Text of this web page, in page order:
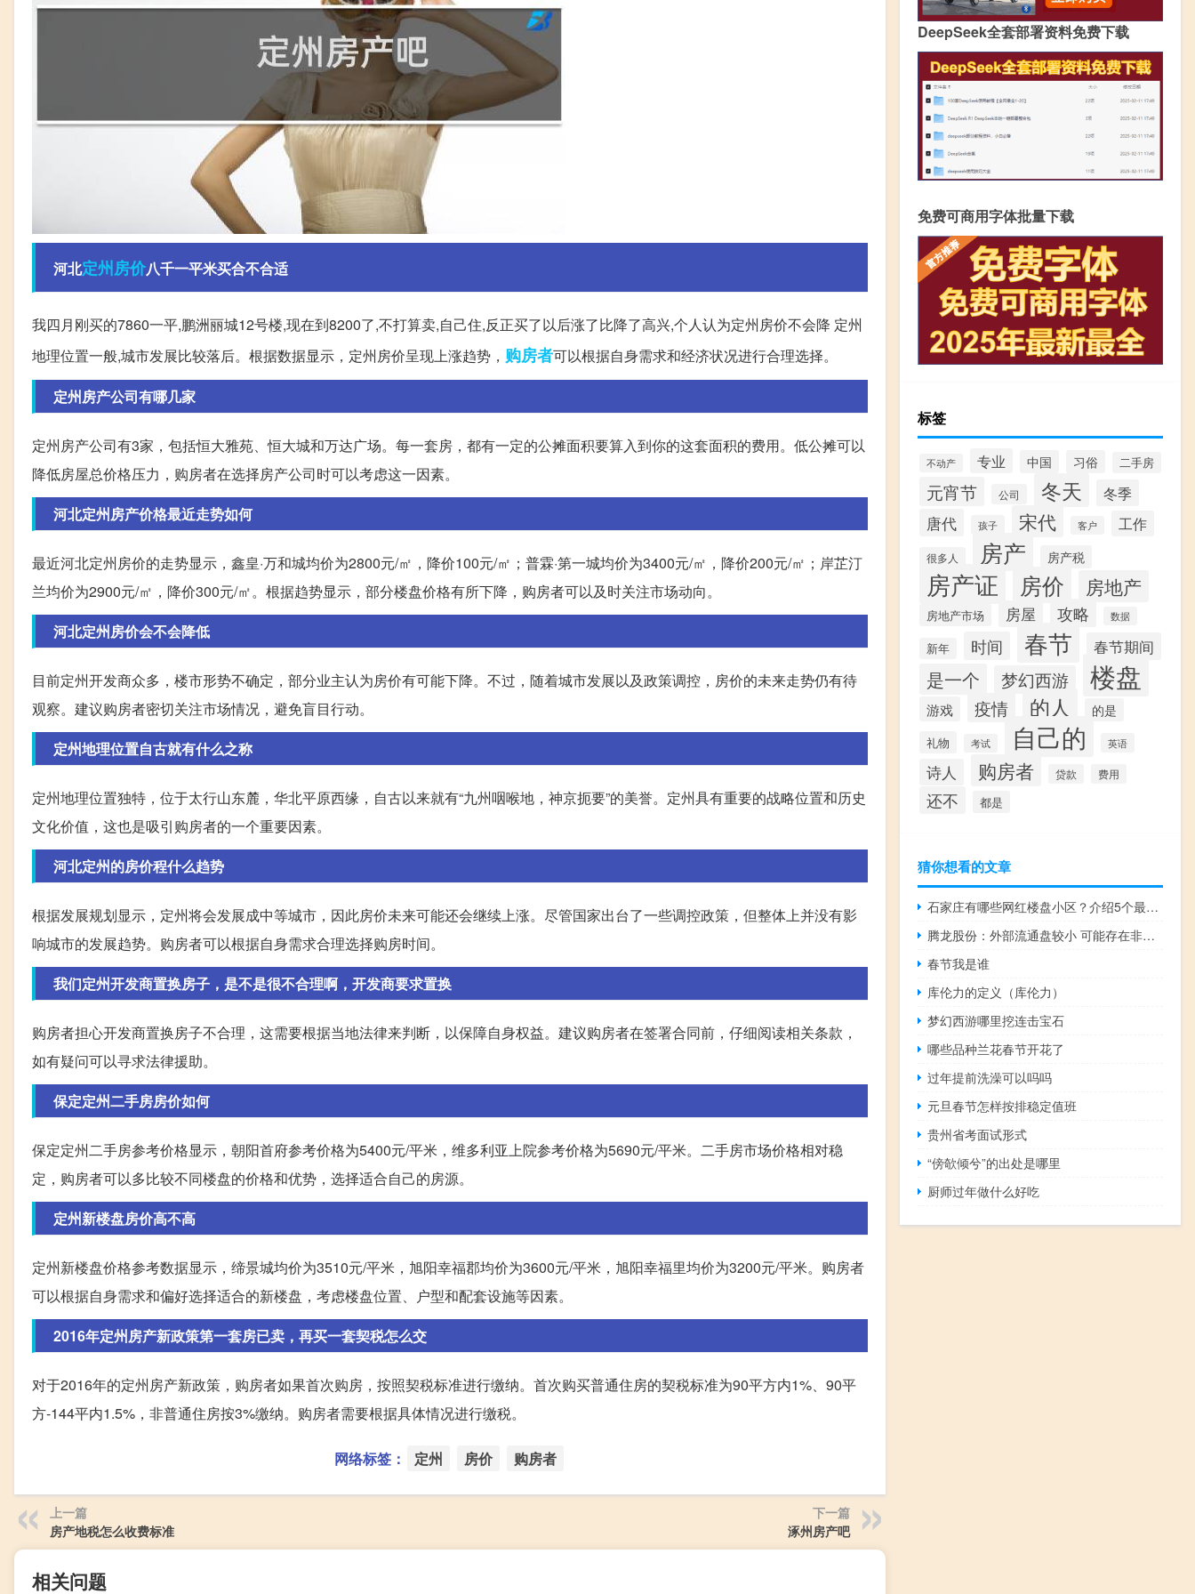
河北定州房价八千一平米买合不合适
我四月刚买的7860一平,鹏洲丽城12号楼,现在到8200了,不打算卖,自己住,反正买了以后涨了比降了高兴,个人认为定州房价不会降 定州
地理位置一般,城市发展比较落后。根据数据显示，定州房价呈现上涨趋势， 购房者可以根据自身需求和经济状况进行合理选择。
定州房产公司有哪几家
定州房产公司有3家，包括恒大雅苑、恒大城和万达广场。每一套房，都有一定的公摊面积要算入到你的这套面积的费用。低公摊可以
降低房屋总价格压力，购房者在选择房产公司时可以考虑这一因素。
河北定州房产价格最近走势如何
最近河北定州房价的走势显示，鑫皇·万和城均价为2800元/㎡，降价100元/㎡；普霖·第一城均价为3400元/㎡，降价200元/㎡；岸芷汀
兰均价为2900元/㎡，降价300元/㎡。根据趋势显示，部分楼盘价格有所下降，购房者可以及时关注市场动向。
河北定州房价会不会降低
目前定州开发商众多，楼市形势不确定，部分业主认为房价有可能下降。不过，随着城市发展以及政策调控，房价的未来走势仍有待
观察。建议购房者密切关注市场情况，避免盲目行动。
定州地理位置自古就有什么之称
定州地理位置独特，位于太行山东麓，华北平原西缘，自古以来就有“九州咽喉地，神京扼要”的美誉。定州具有重要的战略位置和历史
文化价值，这也是吸引购房者的一个重要因素。
河北定州的房价程什么趋势
根据发展规划显示，定州将会发展成中等城市，因此房价未来可能还会继续上涨。尽管国家出台了一些调控政策，但整体上并没有影
响城市的发展趋势。购房者可以根据自身需求合理选择购房时间。
我们定州开发商置换房子，是不是很不合理啊，开发商要求置换
购房者担心开发商置换房子不合理，这需要根据当地法律来判断，以保障自身权益。建议购房者在签署合同前，仔细阅读相关条款，
如有疑问可以寻求法律援助。
保定定州二手房房价如何
保定定州二手房参考价格显示，朝阳首府参考价格为5400元/平米，维多利亚上院参考价格为5690元/平米。二手房市场价格相对稳
定，购房者可以多比较不同楼盘的价格和优势，选择适合自己的房源。
定州新楼盘房价高不高
定州新楼盘价格参考数据显示，缔景城均价为3510元/平米，旭阳幸福郡均价为3600元/平米，旭阳幸福里均价为3200元/平米。购房者
可以根据自身需求和偏好选择适合的新楼盘，考虑楼盘位置、户型和配套设施等因素。
2016年定州房产新政策第一套房已卖，再买一套契税怎么交
对于2016年的定州房产新政策，购房者如果首次购房，按照契税标准进行缴纳。首次购买普通住房的契税标准为90平方内1%、90平
方-144平内1.5%，非普通住房按3%缴纳。购房者需要根据具体情况进行缴税。
网络标签： 定州 房价 购房者
上一篇
房产地税怎么收费标准
下一篇
涿州房产吧
相关问题
DeepSeek全套部署资料免费下载
免费可商用字体批量下载
标签
不动产 专业 中国 习俗 二手房
元宵节 公司 冬天 冬季
唐代 孩子 宋代 客户 工作
很多人 房产 房产税
房产证 房价 房地产
房地产市场 房屋 攻略 数据
新年 时间 春节 春节期间
是一个 梦幻西游 楼盘
游戏 疫情 的人 的是
礼物 考试 自己的 英语
诗人 购房者 贷款 费用
还不 都是
猜你想看的文章
石家庄有哪些网红楼盘小区？介绍5个最知名地产项目
腾龙股份：外部流通盘较小 可能存在非理性炒作风险
春节我是谁
库伦力的定义（库伦力）
梦幻西游哪里挖连击宝石
哪些品种兰花春节开花了
过年提前洗澡可以吗吗
元旦春节怎样按排稳定值班
贵州省考面试形式
“傍欹倾兮”的出处是哪里
厨师过年做什么好吃